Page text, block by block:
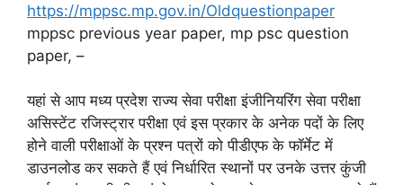
https://mppsc.mp.gov.in/Oldquestionpaper
mppsc previous year paper, mp psc question
paper, –
यहां से आप मध्य प्रदेश राज्य सेवा परीक्षा इंजीनियरिंग सेवा परीक्षा
असिस्टेंट रजिस्ट्रार परीक्षा एवं इस प्रकार के अनेक पदों के लिए
होने वाली परीक्षाओं के प्रश्न पत्रों को पीडीएफ के फॉर्मेट में
डाउनलोड कर सकते हैं एवं निर्धारित स्थानों पर उनके उत्तर कुंजी